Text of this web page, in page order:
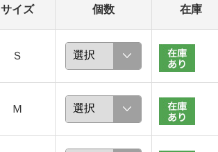
サイズ 個数 在庫
Ｓ
Ｍ